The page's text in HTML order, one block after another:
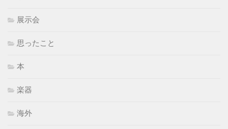
展示会
思ったこと
本
楽器
海外